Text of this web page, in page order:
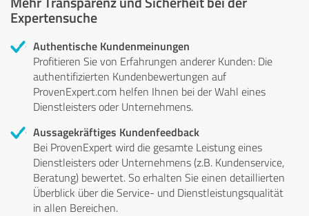
Expertensuche
Authentische Kundenmeinungen
Profitieren Sie von Erfahrungen anderer Kunden: Die
authentifizierten Kundenbewertungen auf
ProvenExpert.com helfen Ihnen bei der Wahl eines
Dienstleisters oder Unternehmens.
Aussagekräftiges Kundenfeedback
Bei ProvenExpert wird die gesamte Leistung eines
Dienstleisters oder Unternehmens (z.B. Kundenservice,
Beratung) bewertet. So erhalten Sie einen detaillierten
Überblick über die Service- und Dienstleistungsqualität
in allen Bereichen.